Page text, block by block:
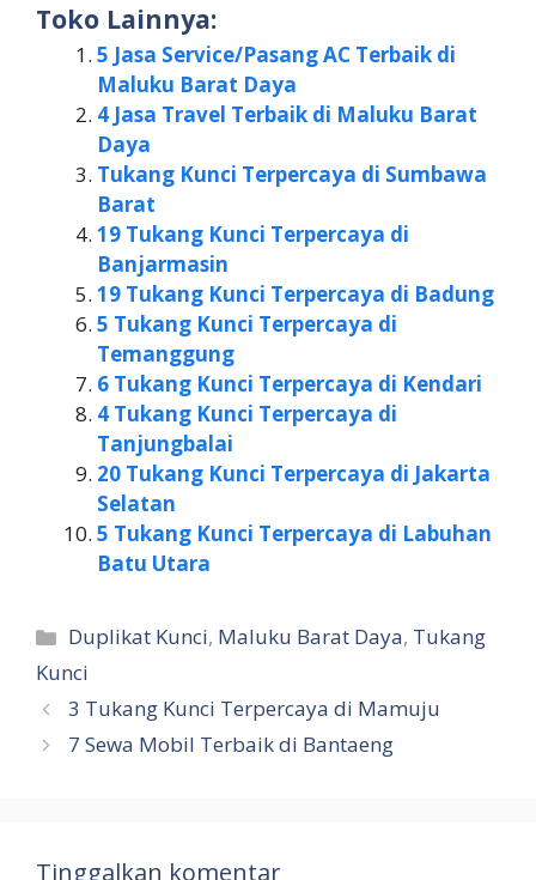
Toko Lainnya:
5 Jasa Service/Pasang AC Terbaik di
Maluku Barat Daya
4 Jasa Travel Terbaik di Maluku Barat
Daya
Tukang Kunci Terpercaya di Sumbawa
Barat
19 Tukang Kunci Terpercaya di
Banjarmasin
19 Tukang Kunci Terpercaya di Badung
5 Tukang Kunci Terpercaya di
Temanggung
6 Tukang Kunci Terpercaya di Kendari
4 Tukang Kunci Terpercaya di
Tanjungbalai
20 Tukang Kunci Terpercaya di Jakarta
Selatan
5 Tukang Kunci Terpercaya di Labuhan
Batu Utara
Kategori
Duplikat Kunci, Maluku Barat Daya, Tukang
Kunci
3 Tukang Kunci Terpercaya di Mamuju
7 Sewa Mobil Terbaik di Bantaeng
Tinggalkan komentar